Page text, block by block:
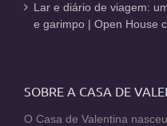
Lar e diário de viagem:
e garimpo | Open House
SOBRE A CASA DE
O Casa de Valentina